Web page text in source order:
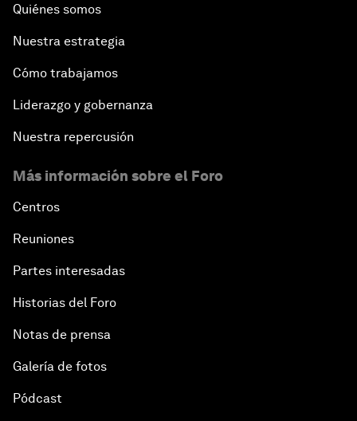
Quiénes somos
Nuestra estrategia
Cómo trabajamos
Liderazgo y gobernanza
Nuestra repercusión
Más información sobre el Foro
Centros
Reuniones
Partes interesadas
Historias del Foro
Notas de prensa
Galería de fotos
Pódcast